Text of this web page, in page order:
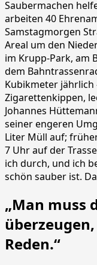
Saubermachen
arbeiten 40
Samstagmorgen
Areal um den
im Krupp-Park, am
dem
Kubikmeter jährlich
Zigarettenkippen,
Johannes
seiner engeren
Liter Müll auf;
7 Uhr auf der
ich durch, und ich
schön sauber ist.
„Man muss
Reden.“